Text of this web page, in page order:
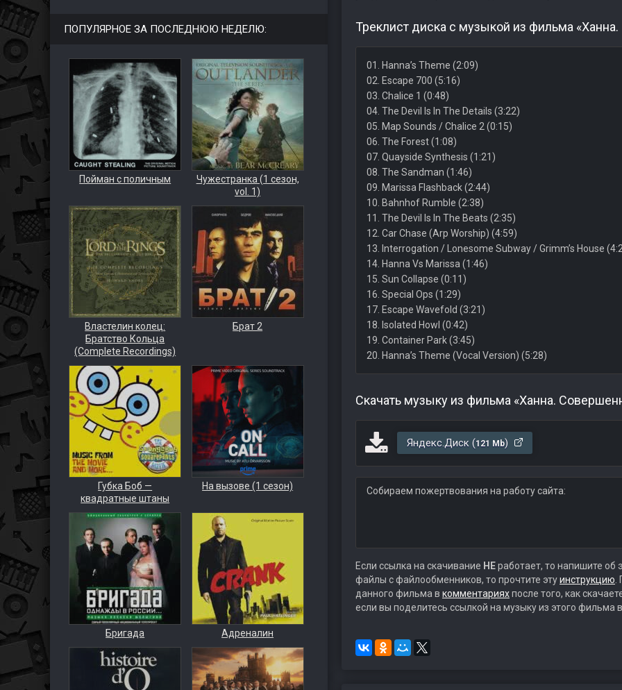
ПОПУЛЯРНОЕ ЗА ПОСЛЕДНЮЮ НЕДЕЛЮ:
Пойман с поличным
Чужестранка (1 сезон,
vol. 1)
Властелин колец:
Братство Кольца
(Complete Recordings)
Брат 2
Губка Боб —
квадратные штаны
На вызове (1 сезон)
Бригада Адреналин
Треклист диска с музыкой из фильма
01. Hanna’s Theme (2:09)
02. Escape 700 (5:16)
03. Chalice 1 (0:48)
04. The Devil Is In The Details (3:22)
05. Map Sounds / Chalice 2 (0:15)
06. The Forest (1:08)
07. Quayside Synthesis (1:21)
08. The Sandman (1:46)
09. Marissa Flashback (2:44)
10. Bahnhof Rumble (2:38)
11. The Devil Is In The Beats (2:35)
12. Car Chase (Arp Worship) (4:59)
13. Interrogation / Lonesome Subway / Grimm’s House
14. Hanna Vs Marissa (1:46)
15. Sun Collapse (0:11)
16. Special Ops (1:29)
17. Escape Wavefold (3:21)
18. Isolated Howl (0:42)
19. Container Park (3:45)
20. Hanna’s Theme (Vocal Version) (5:28)
Скачать музыку из фильма «Ханна.
Яндекс.Диск (121 Mb)
Собираем пожертвования на работу сайта:
Если ссылка на скачивание НЕработает, то напишите об
файлы с файлообменников, то прочтите этуинструкцию
данного фильма в комментарияхпосле того, как
если вы поделитесь ссылкой на музыку из этого фильма